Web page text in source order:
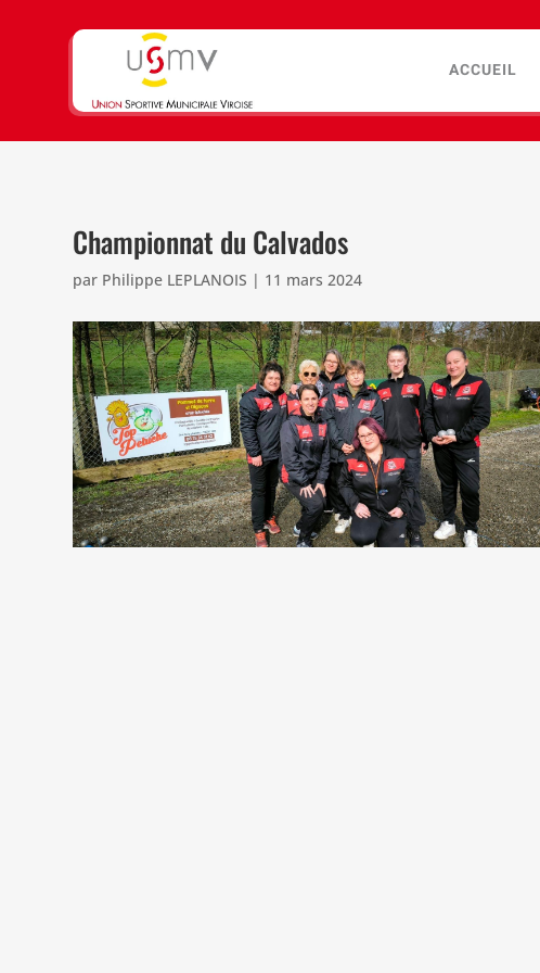
ACCUEIL
Championnat du Calvados
par Philippe LEPLANOIS | 11 mars 2024